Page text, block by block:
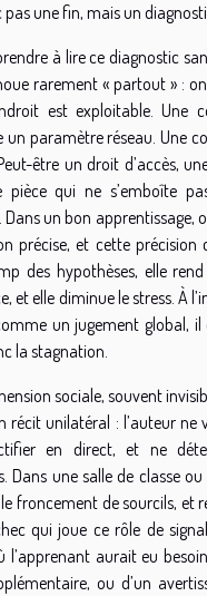
pas une fin, mais un
à lire ce diagnostic
rarement « partout » :
est exploitable. Une
un paramètre réseau. Une
être un droit d’accès,
pièce qui ne s’emboîte
Dans un bon apprentissage,
précise, et cette précision
des hypothèses, elle
et elle diminue le stress. À
un jugement global, il
la stagnation.
sociale, souvent
récit unilatéral : l’auteur ne
en direct, et ne
Dans une salle de classe
froncement de sourcils, et
qui joue ce rôle de
aurait eu
ou d’un